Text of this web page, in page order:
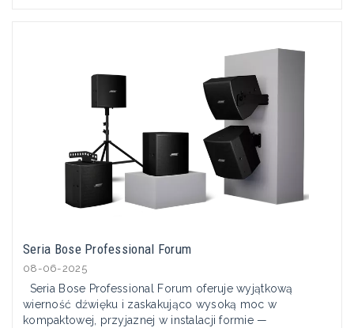
Seria Bose Professional Forum
08-06-2025
Seria Bose Professional Forum oferuje wyjątkową
wierność dźwięku i zaskakująco wysoką moc w
kompaktowej, przyjaznej w instalacji formie —